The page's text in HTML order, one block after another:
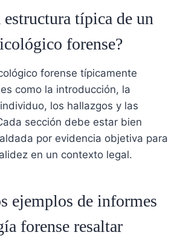
estructura típica de un
forense?
forense típicamente
como la introducción, la
los hallazgos y las
sección debe estar bien
por evidencia objetiva para
en un contexto legal.
ejemplos de informes
forense resaltar